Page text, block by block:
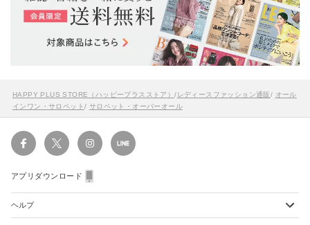
HAPPY PLUS STORE（ハッピープラスストア）/レディースファッション通販/ オール
インワン・サロペット/ サロペット・オーバーオール
アプリダウンロード
ヘルプ